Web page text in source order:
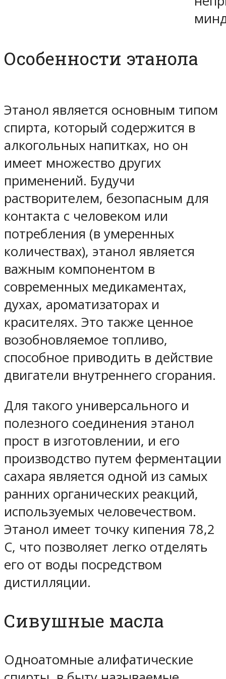
Особенности этанола
Этанол является основным типом
спирта, который содержится в
алкогольных напитках, но он
имеет множество других
применений. Будучи
растворителем, безопасным для
контакта с человеком или
потребления (в умеренных
количествах), этанол является
важным компонентом в
современных медикаментах,
духах, ароматизаторах и
красителях. Это также ценное
возобновляемое топливо,
способное приводить в действие
двигатели внутреннего сгорания.
Для такого универсального и
полезного соединения этанол
прост в изготовлении, и его
производство путем ферментации
сахара является одной из самых
ранних органических реакций,
используемых человечеством.
Этанол имеет точку кипения 78,2
С, что позволяет легко отделять
его от воды посредством
дистилляции.
Сивушные масла
Одноатомные алифатические